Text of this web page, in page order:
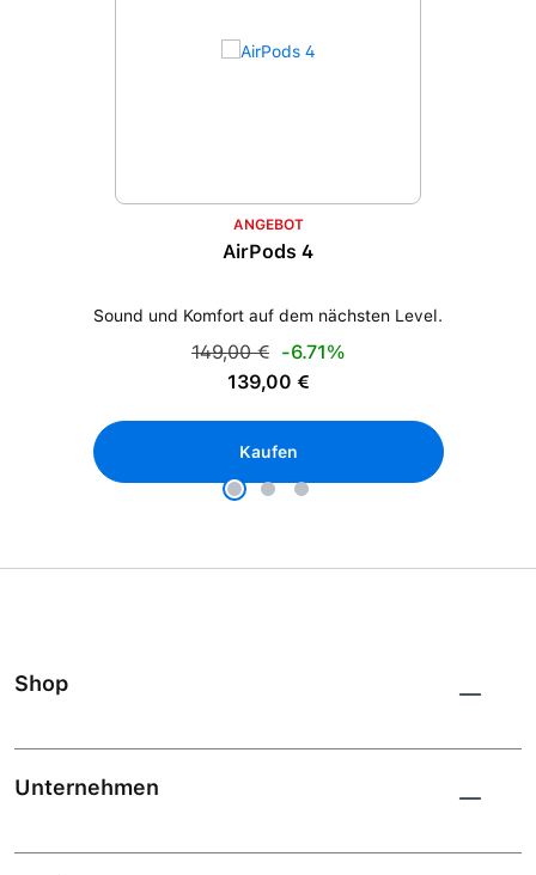
ANGEBOT
AirPods 4
Sound und Komfort auf dem nächsten Level.
Verkaufspreis:
Regulärer Preis:
149,00 € -6.71%
139,00 €
Kaufen
Shop
Unternehmen